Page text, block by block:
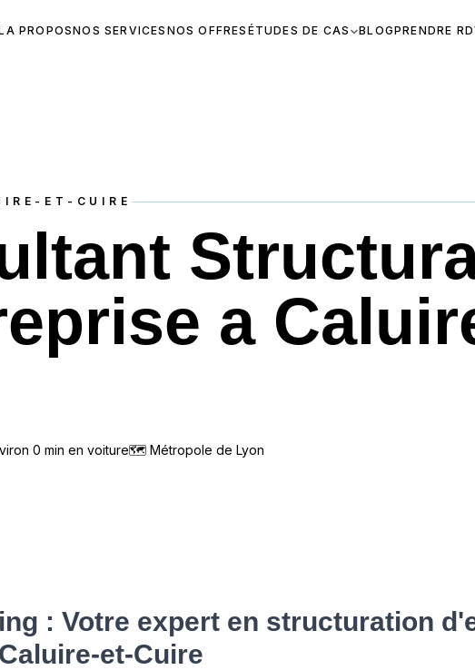
A PROPOSNOS SERVICES NOS OFFRES ÉTUDES DE CAS BLOGPRENDRE
ET-CUIRE
a
0 min en voiture🗺 Métropole de Lyon
: Votre expert en structuration
et-Cuire